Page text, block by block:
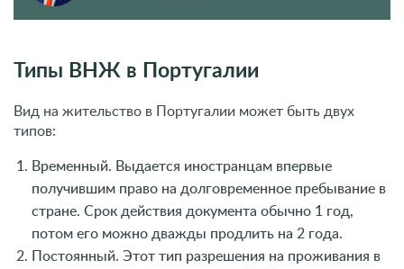
Типы ВНЖ в Португалии
Вид на жительство в Португалии может быть двух
типов:
Временный. Выдается иностранцам впервые
получившим право на долговременное пребывание в
стране. Срок действия документа обычно 1 год,
потом его можно дважды продлить на 2 года.
Постоянный. Этот тип разрешения на проживания в